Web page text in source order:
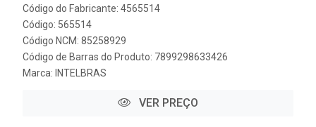
Código do Fabricante: 4565514
Código: 565514
Código NCM: 85258929
Código de Barras do Produto: 7899298633426
Marca: INTELBRAS
VER PREÇO